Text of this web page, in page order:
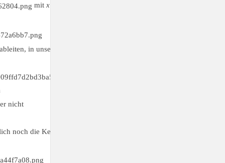
mit x>0
in unserem Falle die Ableitung des
nicht
noch die Kettenregel benötigen. Somit ist